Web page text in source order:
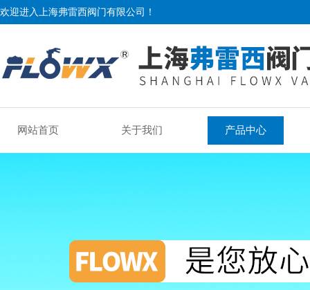
欢迎进入上海弗雷西阀门有限公司！
网站首页 关于我们 产品中心